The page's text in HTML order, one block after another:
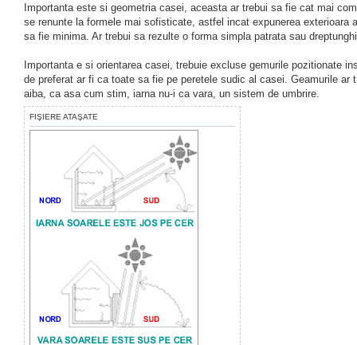
Importanta este si geometria casei, aceasta ar trebui sa fie cat mai
se renunte la formele mai sofisticate, astfel incat expunerea exterioara
sa fie minima. Ar trebui sa rezulte o forma simpla patrata sau
Importanta e si orientarea casei, trebuie excluse gemurile pozitionate
de preferat ar fi ca toate sa fie pe peretele sudic al casei. Geamurile ar
aiba, ca asa cum stim, iarna nu-i ca vara, un sistem de umbrire.
FIŞIERE ATAŞATE